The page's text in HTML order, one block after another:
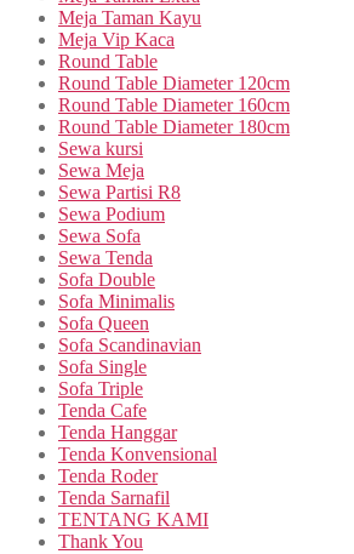
Meja Taman Kayu
Meja Vip Kaca
Round Table
Round Table Diameter 120cm
Round Table Diameter 160cm
Round Table Diameter 180cm
Sewa kursi
Sewa Meja
Sewa Partisi R8
Sewa Podium
Sewa Sofa
Sewa Tenda
Sofa Double
Sofa Minimalis
Sofa Queen
Sofa Scandinavian
Sofa Single
Sofa Triple
Tenda Cafe
Tenda Hanggar
Tenda Konvensional
Tenda Roder
Tenda Sarnafil
TENTANG KAMI
Thank You